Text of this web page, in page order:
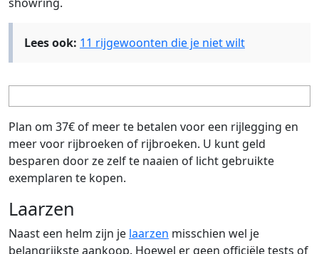
Lees ook: 11 rijgewoonten die je niet wilt
Plan om 37€ of meer te betalen voor een rijlegging en
meer voor rijbroeken of rijbroeken. U kunt geld
besparen door ze zelf te naaien of licht gebruikte
exemplaren te kopen.
Laarzen
Naast een helm zijn je laarzen misschien wel je
belangrijkste aankoop. Hoewel er geen officiële tests of